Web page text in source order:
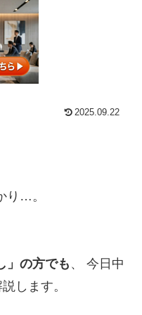
2025.09.22
り…。
」の方でも 、 今日中
します。